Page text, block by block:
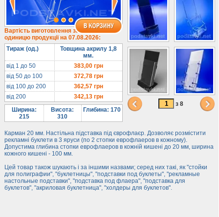
1/3 формату А4
Комбіновані
Навісні кишені
Менюхолдери
Під мобільні
Під біжутерію
Гірки та подіуми
Під косметику
Під солодке
Для хот-догів
Лототрони
Ящики з акрилу
Цінники
Засоби захисту
Інформ. стенди
Вартість виготовлення за
одиницю продукції на 07.08.2026:
Тираж (од.)
Товщина акрилу 1,8
мм.
від 1 до 50
383,00грн
від 50 до 100
372,78грн
від 100 до 200
362,57грн
від 200
342,13грн
Ширина:
215
Висота:
310
Глибина: 170
Карман 20 мм. Настільна підставка під єврофлаєр. Дозволяє розмістити
рекламні буклети в 3 яруси (по 2 стопки еврофлаеров в кожному).
Допустима глибина стопки еврофлаеров в кожній кишені до 20 мм, ширина
кожного кишені - 100 мм.
Цей товар також шукають і за іншими назвами; серед них такі, як "стойки
для полиграфии", "буклетницы", "подставки под буклеты", "рекламные
настольные подставки", "подставка под флаера", "подставка для
буклетов", "акриловая буклетница", "холдеры для буклетов".
з 8